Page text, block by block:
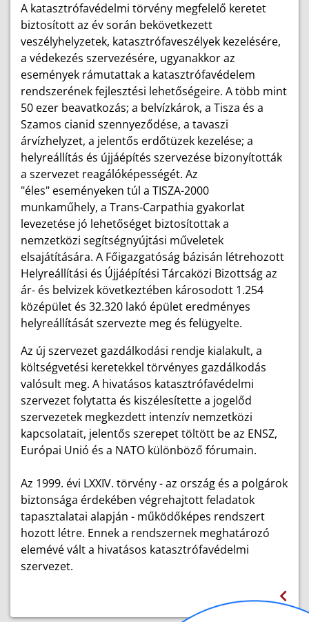
A katasztrófavédelmi törvény megfelelő keretet
biztosított az év során bekövetkezett
veszélyhelyzetek, katasztrófaveszélyek kezelésére,
a védekezés szervezésére, ugyanakkor az
események rámutattak a katasztrófavédelem
rendszerének fejlesztési lehetőségeire. A több mint
50 ezer beavatkozás; a belvízkárok, a Tisza és a
Szamos cianid szennyeződése, a tavaszi
árvízhelyzet, a jelentős erdőtüzek kezelése; a
helyreállítás és újjáépítés szervezése bizonyították
a szervezet reagálóképességét. Az
"éles" eseményeken túl a TISZA-2000
munkaműhely, a Trans-Carpathia gyakorlat
levezetése jó lehetőséget biztosítottak a
nemzetközi segítségnyújtási műveletek
elsajátítására. A Főigazgatóság bázisán létrehozott
Helyreállítási és Újjáépítési Tárcaközi Bizottság az
ár- és belvizek következtében károsodott 1.254
középület és 32.320 lakó épület eredményes
helyreállítását szervezte meg és felügyelte.
Az új szervezet gazdálkodási rendje kialakult, a
költségvetési keretekkel törvényes gazdálkodás
valósult meg. A hivatásos katasztrófavédelmi
szervezet folytatta és kiszélesítette a jogelőd
szervezetek megkezdett intenzív nemzetközi
kapcsolatait, jelentős szerepet töltött be az ENSZ,
Európai Unió és a NATO különböző fórumain.
Az 1999. évi LXXIV. törvény - az ország és a polgárok
biztonsága érdekében végrehajtott feladatok
tapasztalatai alapján - működőképes rendszert
hozott létre. Ennek a rendszernek meghatározó
elemévé vált a hivatásos katasztrófavédelmi
szervezet.